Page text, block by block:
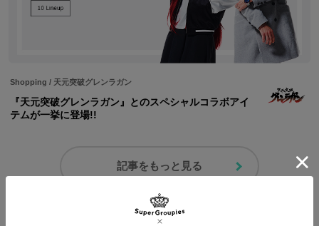
Shopping / 天元突破グレンラガン
『天元突破グレンラガン』とのスペシャルコラボアイ
テムが一挙に登場!!
記事をもっと見る